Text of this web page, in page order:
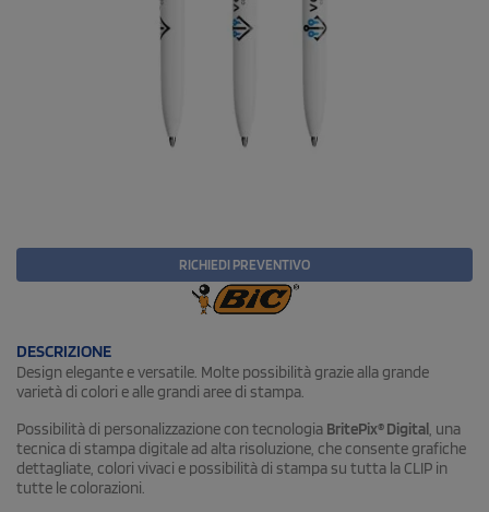
RICHIEDI PREVENTIVO
DESCRIZIONE
Design elegante e versatile. Molte possibilità grazie alla grande
varietà di colori e alle grandi aree di stampa.
Possibilità di personalizzazione con tecnologia BritePix® Digital, una
tecnica di stampa digitale ad alta risoluzione, che consente grafiche
dettagliate, colori vivaci e possibilità di stampa su tutta la CLIP in
tutte le colorazioni.